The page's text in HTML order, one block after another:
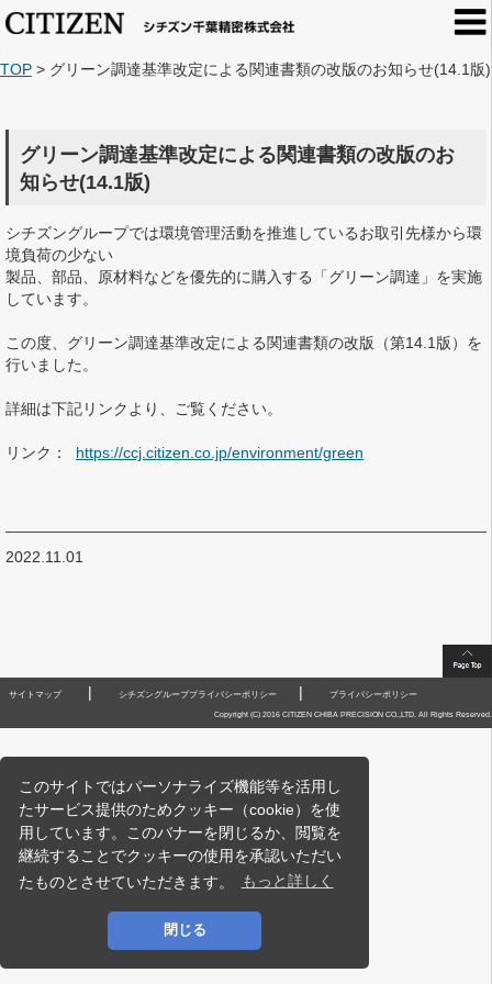
このサイトではパーソナライズ機能等を活用し
たサービス提供のためクッキー（cookie）を使
用しています。このバナーを閉じるか、閲覧を
継続することでクッキーの使用を承認いただい
たものとさせていただきます。
もっと詳しく
閉じる
TOP > グリーン調達基準改定による関連書類の改版のお知らせ(14.1版)
グリーン調達基準改定による関連書類の改版のお
知らせ(14.1版)
シチズングループでは環境管理活動を推進しているお取引先様から環
境負荷の少ない
製品、部品、原材料などを優先的に購入する「グリーン調達」を実施
しています。
この度、グリーン調達基準改定による関連書類の改版（第14.1版）を
行いました。
詳細は下記リンクより、ご覧ください。
リンク： https://ccj.citizen.co.jp/environment/green
2022.11.01
サイトマップ | シチズングループプライバシーポリシー | プライバシーポリシー
Copyright (C) 2016 CITIZEN CHIBA PRECISION CO.,LTD. All Rights Reserved.